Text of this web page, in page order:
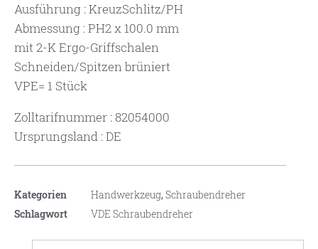
Ausführung : KreuzSchlitz/PH
Abmessung : PH2 x 100.0 mm
mit 2-K Ergo-Griffschalen
Schneiden/Spitzen brüniert
VPE= 1 Stück
Zolltarifnummer : 82054000
Ursprungsland : DE
Kategorien Handwerkzeug,Schraubendreher
Schlagwort
VDE Schraubendreher